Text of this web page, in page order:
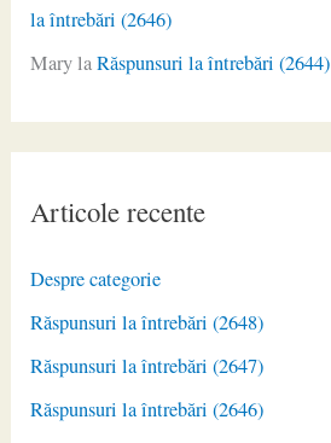
la întrebări (2646)
MarylaRăspunsuri la întrebări (2644)
Articole recente
Despre categorie
Răspunsuri la întrebări (2648)
Răspunsuri la întrebări (2647)
Răspunsuri la întrebări (2646)